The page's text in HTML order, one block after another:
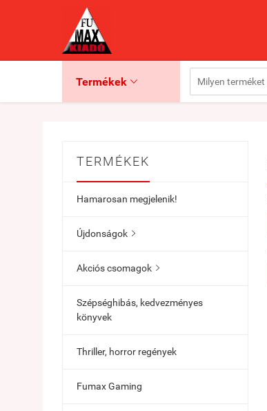
Termékek 
TERMÉKEK
Hamarosan megjelenik!
Újdonságok 
Akciós csomagok 
Szépséghibás, kedvezményes
könyvek
Thriller, horror regények
Fumax Gaming